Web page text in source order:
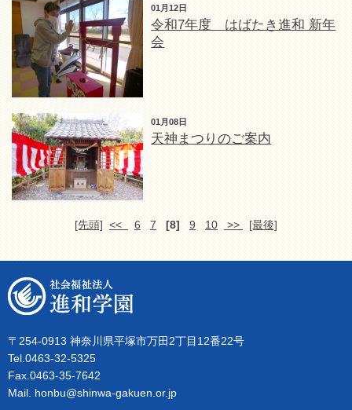
01月12日
令和7年度 はばたき進和 新年
会
01月08日
天神まつりのご案内
[先頭] << 6 7 [8] 9 10 >> [最後]
〒254-0913 神奈川県平塚市万田2丁目12番22号
Tel.0463-32-5325
Fax.0463-35-7642
Mail. honbu@shinwa-gakuen.or.jp